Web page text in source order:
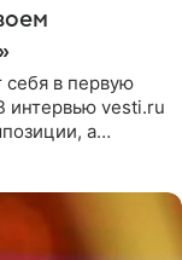
себя в первую
интервью vesti.ru
а